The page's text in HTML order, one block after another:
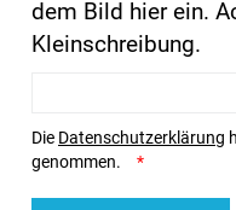
dem Bild hier ein.
Kleinschreibung.
Die Datenschutzerklärung
genommen.